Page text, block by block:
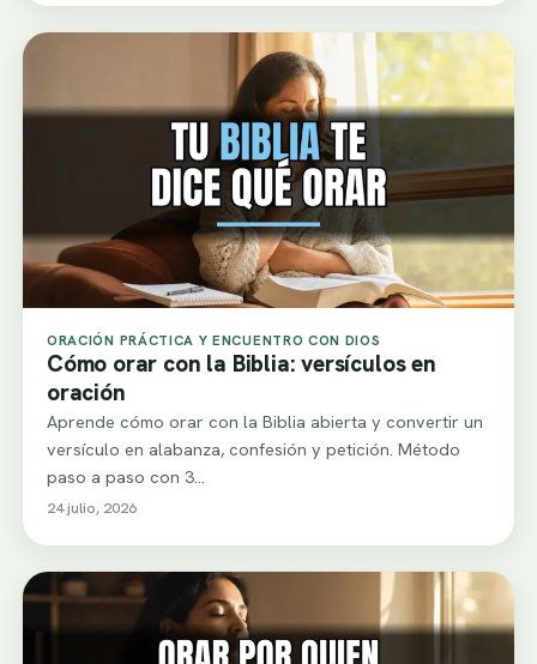
ORACIÓN PRÁCTICA Y ENCUENTRO CON DIOS
Cómo orar con la Biblia: versículos en
oración
Aprende cómo orar con la Biblia abierta y convertir un
versículo en alabanza, confesión y petición. Método
paso a paso con 3…
24 julio, 2026